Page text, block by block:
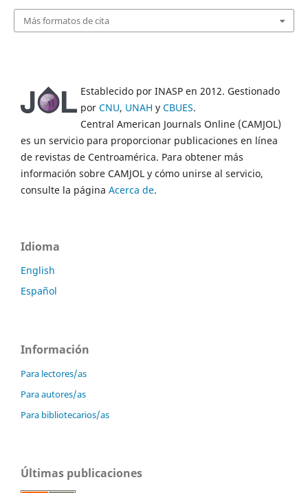
Más formatos de cita
Establecido por INASP en 2012. Gestionado
por CNU, UNAH y CBUES.
Central American Journals Online (CAMJOL)
es un servicio para proporcionar publicaciones en línea
de revistas de Centroamérica. Para obtener más
información sobre CAMJOL y cómo unirse al servicio,
consulte la página Acerca de.
Idioma
English
Español
Información
Para lectores/as
Para autores/as
Para bibliotecarios/as
Últimas publicaciones